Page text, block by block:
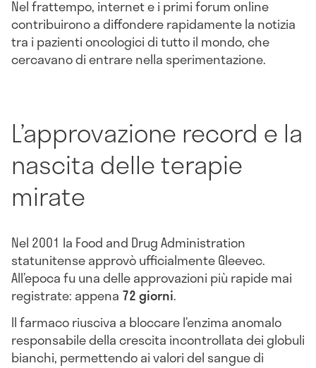
Nel frattempo, internet e i primi forum online
contribuirono a diffondere rapidamente la notizia
tra i pazienti oncologici di tutto il mondo, che
cercavano di entrare nella sperimentazione.
L’approvazione record e la
nascita delle terapie
mirate
Nel 2001 la Food and Drug Administration
statunitense approvò ufficialmente Gleevec.
All’epoca fu una delle approvazioni più rapide mai
registrate: appena 72 giorni.
Il farmaco riusciva a bloccare l’enzima anomalo
responsabile della crescita incontrollata dei globuli
bianchi, permettendo ai valori del sangue di